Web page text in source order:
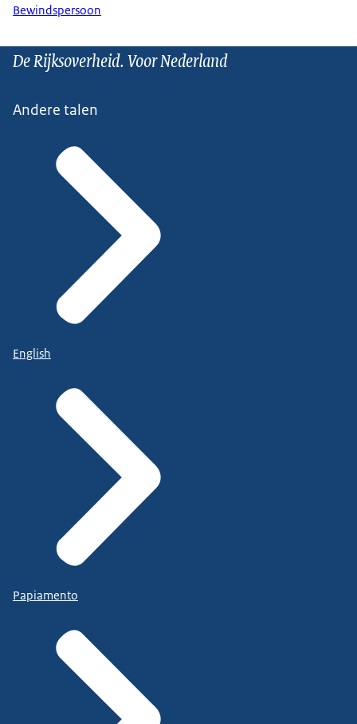
Bewindspersoon
De Rijksoverheid. Voor Nederland
Andere talen
English
Papiamento